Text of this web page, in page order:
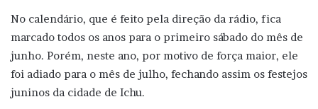
No calendário, que é feito pela direção da rádio, fica
marcado todos os anos para o primeiro sábado do mês de
junho. Porém, neste ano, por motivo de força maior, ele
foi adiado para o mês de julho, fechando assim os festejos
juninos da cidade de Ichu.